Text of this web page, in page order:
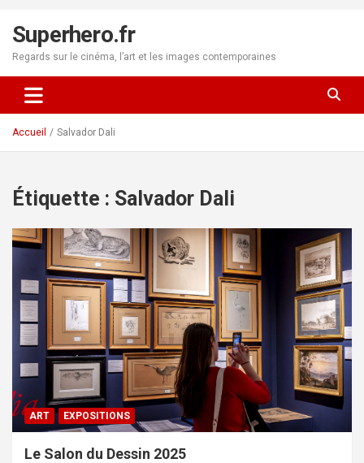
contenu
Superhero.fr
Regards sur le cinéma, l’art et les images contemporaines
Accueil Salvador Dali
Étiquette : Salvador Dali
ART EXPOSITIONS
Le Salon du Dessin 2025